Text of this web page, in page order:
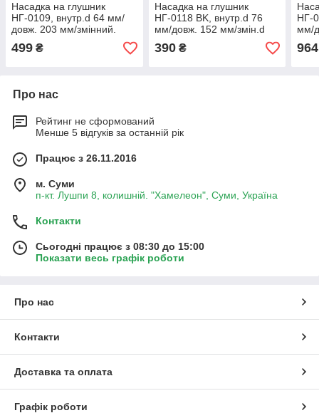
Насадка на глушник
НГ-0109, внутр.d 64 мм/
довж. 203 мм/змінний.
135*76мм
499 ₴
Насадка на глушник
НГ-0118 BK, внутр.d 76
мм/довж. 152 мм/змін.d
89мм
390₴
НГ-
мм/
89
964
Про нас
Рейтинг не сформований
Менше 5 відгуків за останній рік
Працює з 26.11.2016
м. Суми
п-кт. Лушпи 8, колишній. "Хамелеон", Суми, Україна
Контакти
Сьогодні працює з 08:30 до 15:00
Показати весь графік роботи
Про нас
Контакти
Доставка та оплата
Графік роботи